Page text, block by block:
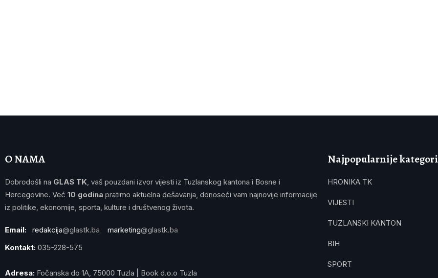
O NAMA
Dobrodošli na GLAS TK, vaš pouzdani izvor vijesti iz Tuzlanskog kantona i Bosne i
Hercegovine. Već 10 godina pratimo aktuelna dešavanja, donoseći vam najnovije informacije
iz politike, ekonomije, sporta, kulture i društvenog života.
Email: redakcija@glastk.ba marketing@glastk.ba
Kontakt: 035-228-575
Adresa: Fočanska do 1A, 75000 Tuzla | Book d.o.o Tuzla
Najpopularnije
HRONIKA TK
VIJESTI
TUZLANSKI KANTON
BIH
SPORT